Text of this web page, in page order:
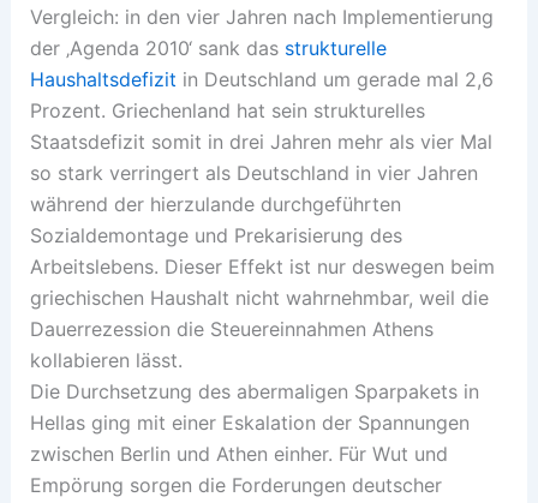
Vergleich: in den vier Jahren nach Implementierung
der ‚Agenda 2010‘ sank das strukturelle
Haushaltsdefizit in Deutschland um gerade mal 2,6
Prozent. Griechenland hat sein strukturelles
Staatsdefizit somit in drei Jahren mehr als vier Mal
so stark verringert als Deutschland in vier Jahren
während der hierzulande durchgeführten
Sozialdemontage und Prekarisierung des
Arbeitslebens. Dieser Effekt ist nur deswegen beim
griechischen Haushalt nicht wahrnehmbar, weil die
Dauerrezession die Steuereinnahmen Athens
kollabieren lässt.
Die Durchsetzung des abermaligen Sparpakets in
Hellas ging mit einer Eskalation der Spannungen
zwischen Berlin und Athen einher. Für Wut und
Empörung sorgen die Forderungen deutscher